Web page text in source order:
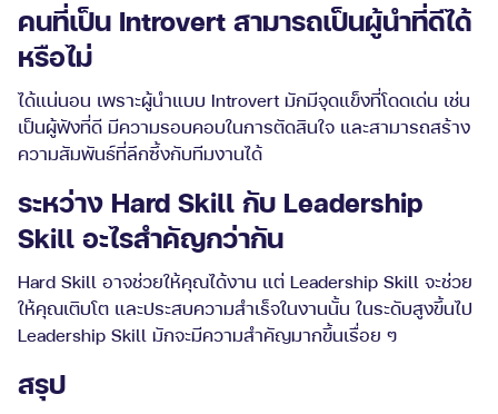
คนที่เป็น Introvert สามารถเป็นผู้นำที่ดีได้
หรือไม่
ได้แน่นอน เพราะผู้นำแบบ Introvert มักมีจุดแข็งที่โดดเด่น เช่น
เป็นผู้ฟังที่ดี มีความรอบคอบในการตัดสินใจ และสามารถสร้าง
ความสัมพันธ์ที่ลึกซึ้งกับทีมงานได้
ระหว่าง Hard Skill กับ Leadership
Skill อะไรสำคัญกว่ากัน
Hard Skill อาจช่วยให้คุณได้งาน แต่ Leadership Skill จะช่วย
ให้คุณเติบโต และประสบความสำเร็จในงานนั้น ในระดับสูงขึ้นไป
Leadership Skill มักจะมีความสำคัญมากขึ้นเรื่อย ๆ
สรุป